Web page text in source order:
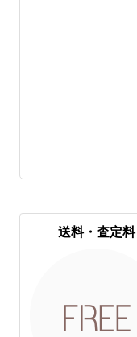
送料・査定料